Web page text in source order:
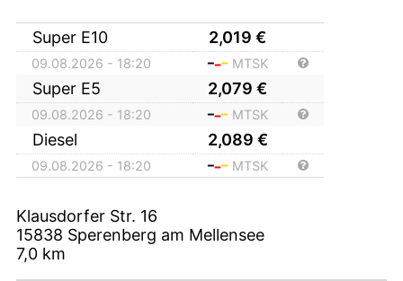
Super E10 2,019 €
09.08.2026 - 18:20 MTSK
Super E5 2,079 €
09.08.2026 - 18:20 MTSK
Diesel 2,089 €
09.08.2026 - 18:20 MTSK
Klausdorfer Str. 16
15838 Sperenberg am Mellensee
7,0 km